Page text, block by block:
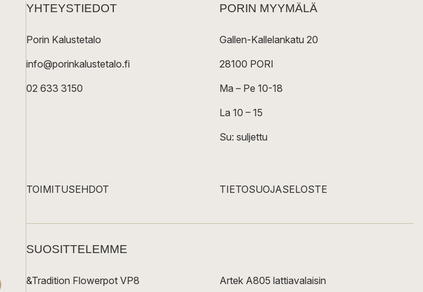
YHTEYSTIEDOT
Porin Kalustetalo
info@porinkalustetalo.fi
02 633 3150
PORIN MYYMÄLÄ
Gallen-Kallelankatu 20
28100 PORI
Ma – Pe 10-18
La 10 – 15
Su: suljettu
TOIMITUSEHDOT TIETOSUOJASELOSTE
SUOSITTELEMME
&Tradition Flowerpot VP8
Artek A805 lattiavalaisin